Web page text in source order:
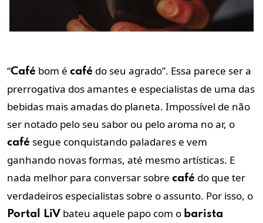
“Café bom é café do seu agrado”. Essa parece ser a
prerrogativa dos amantes e especialistas de uma das
bebidas mais amadas do planeta. Impossível de não
ser notado pelo seu sabor ou pelo aroma no ar, o
café segue conquistando paladares e vem
ganhando novas formas, até mesmo artísticas. E
nada melhor para conversar sobre café do que ter
verdadeiros especialistas sobre o assunto. Por isso, o
Portal LiV bateu aquele papo com o barista